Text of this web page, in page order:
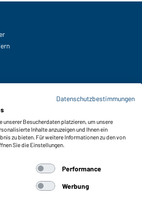
Datenschutzbestimmungen
unserer Besucherdaten platzieren, um unsere
Inhalte anzuzeigen und Ihnen ein
zu bieten. Für weitere Informationen zu den von
Sie die Einstellungen.
Performance
Werbung